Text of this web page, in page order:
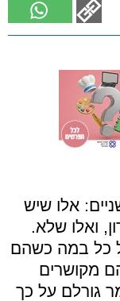
אלו שיש
ואלו שלא.
כל במה כשהם
מקושרים
גורלם על כך